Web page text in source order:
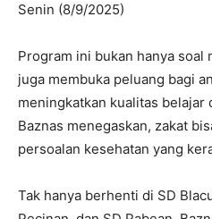
Senin (8/9/2025)
Program ini bukan hanya soal
juga membuka peluang bagi
meningkatkan kualitas belajar
Baznas menegaskan, zakat
persoalan kesehatan yang
Tak hanya berhenti di SD